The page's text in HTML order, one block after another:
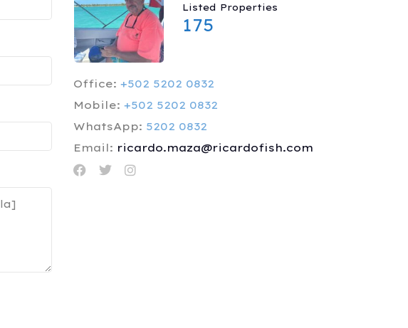
Listed Properties
175
Office:+502 5202 0832
Mobile:+502 5202 0832
WhatsApp: 5202 0832
Email: ricardo.maza@ricardofish.com